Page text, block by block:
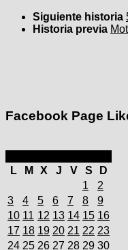
Siguiente historia
Historia previa
Facebook Page
L
M X J V S
D
1
2
3
4 5 6 7 8
9
10 11 12 13 14 15 16
17 18 19 20 21 22 23
24 25 26 27 28 29 30